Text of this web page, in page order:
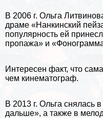
В 2006 г. Ольга
драме «Нанкинский
популярность ей
пропажа» и
Интересен факт, что
чем кинематограф.
В 2013 г. Ольга снялась
дальше», а также в